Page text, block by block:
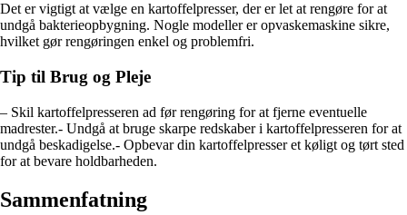
Det er vigtigt at vælge en kartoffelpresser, der er let at rengøre for at
undgå bakterieopbygning. Nogle modeller er opvaskemaskine sikre,
hvilket gør rengøringen enkel og problemfri.
Tip til Brug og Pleje
– Skil kartoffelpresseren ad før rengøring for at fjerne eventuelle
madrester.- Undgå at bruge skarpe redskaber i kartoffelpresseren for at
undgå beskadigelse.- Opbevar din kartoffelpresser et køligt og tørt sted
for at bevare holdbarheden.
Sammenfatning